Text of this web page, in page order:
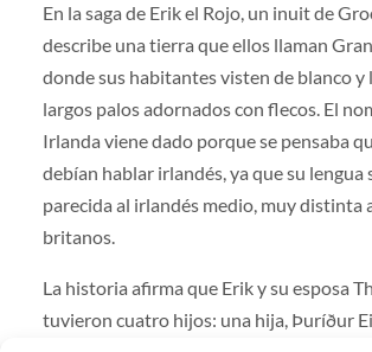
En la saga de Erik el Rojo, un inuit de
describe una tierra que ellos llaman
donde sus habitantes visten de blanco y
largos palos adornados con flecos. El
Irlanda viene dado porque se pensaba
debían hablar irlandés, ya que su lengua
parecida al irlandés medio, muy distinta
britanos.
La historia afirma que Erik y su esposa
tuvieron cuatro hijos: una hija, Þuríður